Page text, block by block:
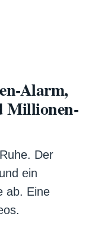
Alarm,
Millionen-
Der
ein
ab. Eine